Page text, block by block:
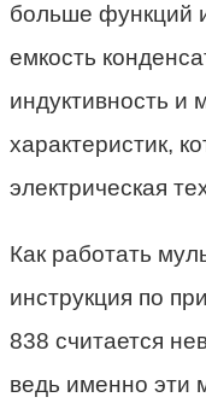
больше функций
емкость
индуктивность и
характеристик,
электрическая
Как работать
инструкция по
838 считается
ведь именно эти